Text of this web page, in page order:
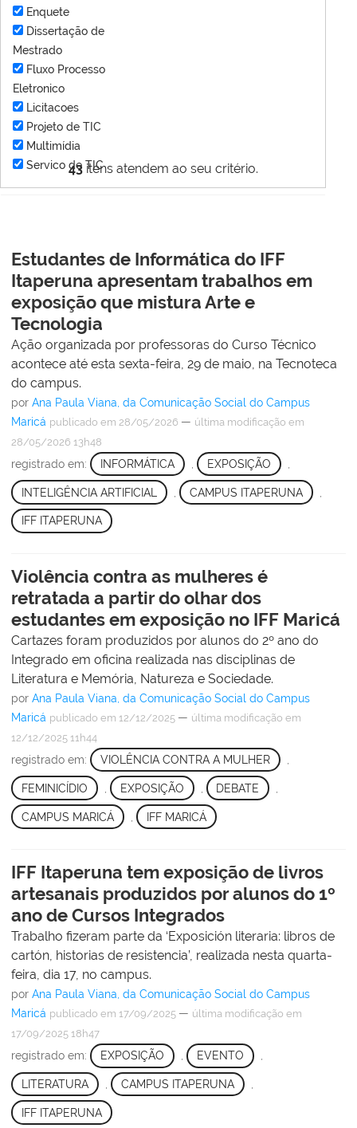
43itens atendem ao seu critério.
Enquete
Dissertação de
Mestrado
Fluxo Processo
Eletronico
Licitacoes
Projeto de TIC
Multimídia
Servico de TIC
Estudantes de Informática do IFF
Itaperuna apresentam trabalhos em
exposição que mistura Arte e
Tecnologia
Ação organizada por professoras do Curso Técnico
acontece até esta sexta-feira, 29 de maio, na Tecnoteca
do campus.
por Ana Paula Viana, da Comunicação Social do Campus
Maricá publicado em 28/05/2026 — última modificação em
28/05/2026 13h48
registrado em: INFORMÁTICA EXPOSIÇÃO
INTELIGÊNCIA ARTIFICIAL CAMPUS ITAPERUNA
IFF ITAPERUNA
Violência contra as mulheres é
retratada a partir do olhar dos
estudantes em exposição no IFF Maricá
Cartazes foram produzidos por alunos do 2º ano do
Integrado em oficina realizada nas disciplinas de
Literatura e Memória, Natureza e Sociedade.
por Ana Paula Viana, da Comunicação Social do Campus
Maricá publicado em 12/12/2025 — última modificação em
12/12/2025 11h44
registrado em: VIOLÊNCIA CONTRA A MULHER
FEMINICÍDIO EXPOSIÇÃO DEBATE
CAMPUS MARICÁ IFF MARICÁ
IFF Itaperuna tem exposição de livros
artesanais produzidos por alunos do 1º
ano de Cursos Integrados
Trabalho fizeram parte da ‘Exposición literaria: libros de
cartón, historias de resistencia’, realizada nesta quarta-
feira, dia 17, no campus.
por Ana Paula Viana, da Comunicação Social do Campus
Maricá publicado em 17/09/2025 — última modificação em
17/09/2025 18h47
registrado em: EXPOSIÇÃO , EVENTO ,
LITERATURA CAMPUS ITAPERUNA
IFF ITAPERUNA